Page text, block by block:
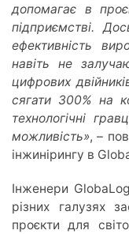
допомагає в
підприємстві.
ефективність
навіть не
цифрових
сягати 300% на
технологічні
можливість», –
інжинірингу в
Інженери
різних галузях
проєкти для